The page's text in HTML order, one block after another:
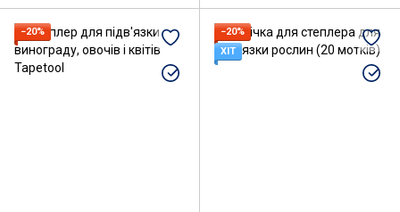
−20%
−20%
ХІТ